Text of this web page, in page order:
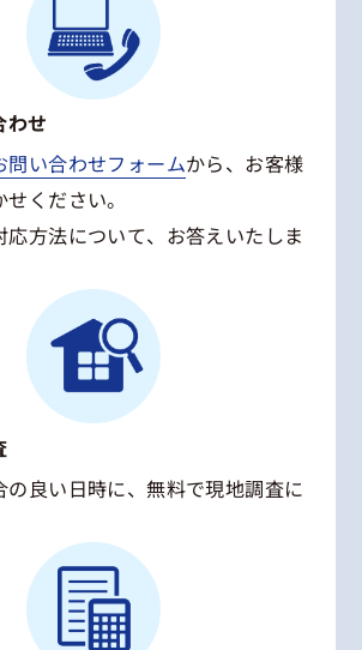
わせ
問い合わせフォームから、お客様
ください。
応方法について、お答えいたしま
の良い日時に、無料で現地調査に